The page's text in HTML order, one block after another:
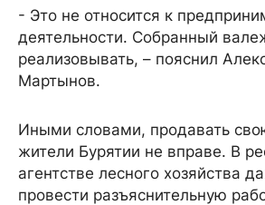
- Это не относится к
деятельности. Собранный
реализовывать, – пояснил
Мартынов.
Иными словами, продавать
жители Бурятии не вправе. В
агентстве лесного хозяйства
провести разъяснительную